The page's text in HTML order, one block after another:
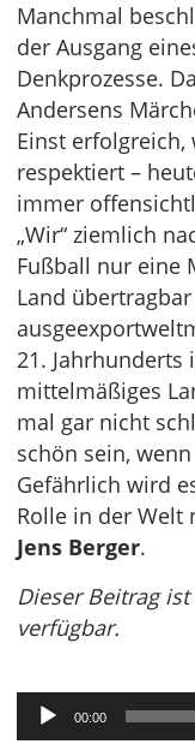
Manchmal
der Ausgang
Denkprozesse.
Andersens
Einst
respektiert –
immer
„Wir“ ziemlich
Fußball nur eine
Land
21. Jahrhunderts
mittelmäßiges
mal gar nicht
schön sein,
Gefährlich wird
Rolle in der Welt
Jens Berger.
Dieser Beitrag
verfügbar.
Audio-
Player
00:00